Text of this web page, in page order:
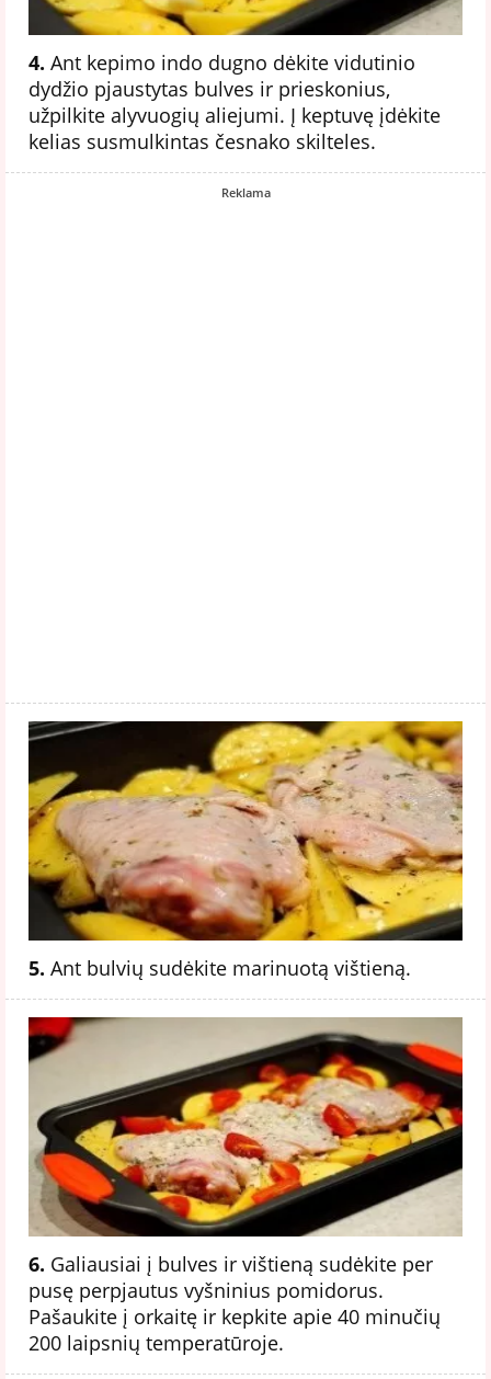
4. Ant kepimo indo dugno dėkite vidutinio
dydžio pjaustytas bulves ir prieskonius,
užpilkite alyvuogių aliejumi. Į keptuvę įdėkite
kelias susmulkintas česnako skilteles.
Reklama
5. Ant bulvių sudėkite marinuotą vištieną.
6. Galiausiai į bulves ir vištieną sudėkite per
pusę perpjautus vyšninius pomidorus.
Pašaukite į orkaitę ir kepkite apie 40 minučių
200 laipsnių temperatūroje.